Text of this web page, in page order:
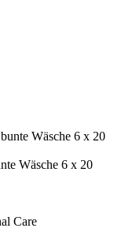
Wäsche 6 x 20